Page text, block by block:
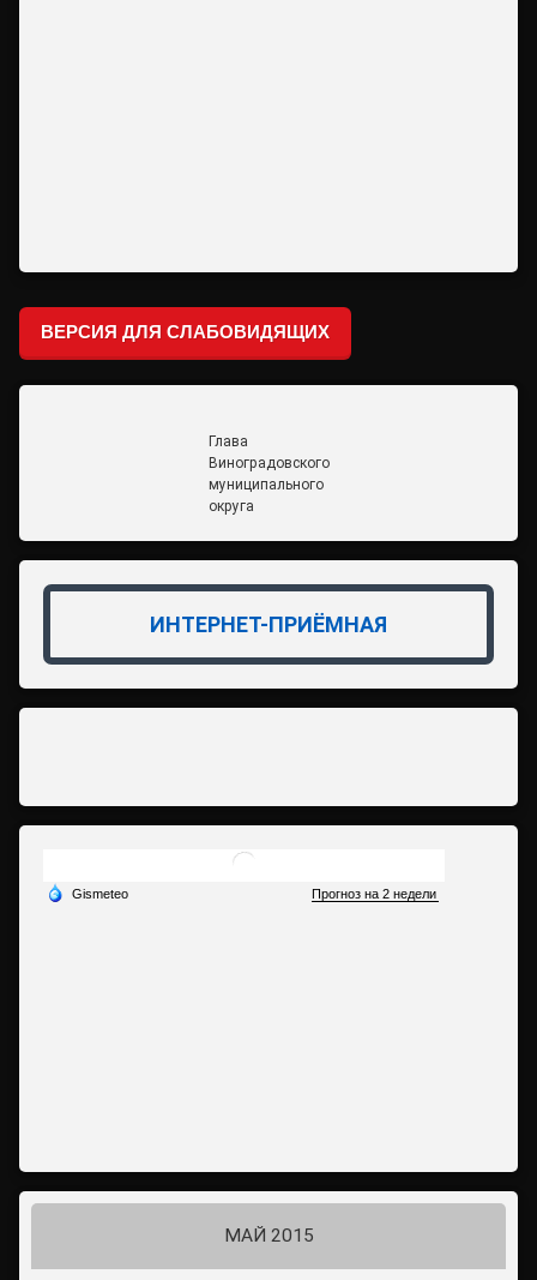
ВЕРСИЯ ДЛЯ СЛАБОВИДЯЩИХ
Глава
Виноградовского
муниципального
округа
ИНТЕРНЕТ-ПРИЁМНАЯ
МАЙ 2015